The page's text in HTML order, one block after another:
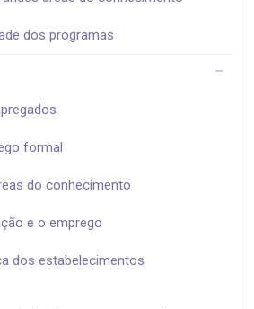
dos programas
formal
do conhecimento
e o emprego
dos estabelecimentos